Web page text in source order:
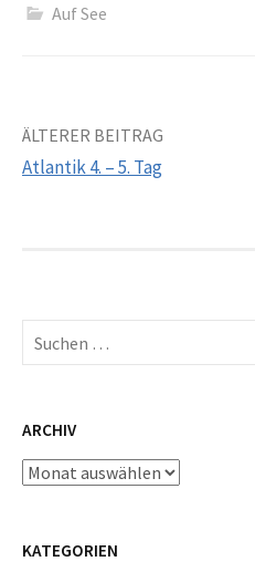
Auf See
Beitrags-
ÄLTERER BEITRAG
Atlantik 4. – 5. Tag
Suchen
nach:
ARCHIV
Archiv
KATEGORIEN